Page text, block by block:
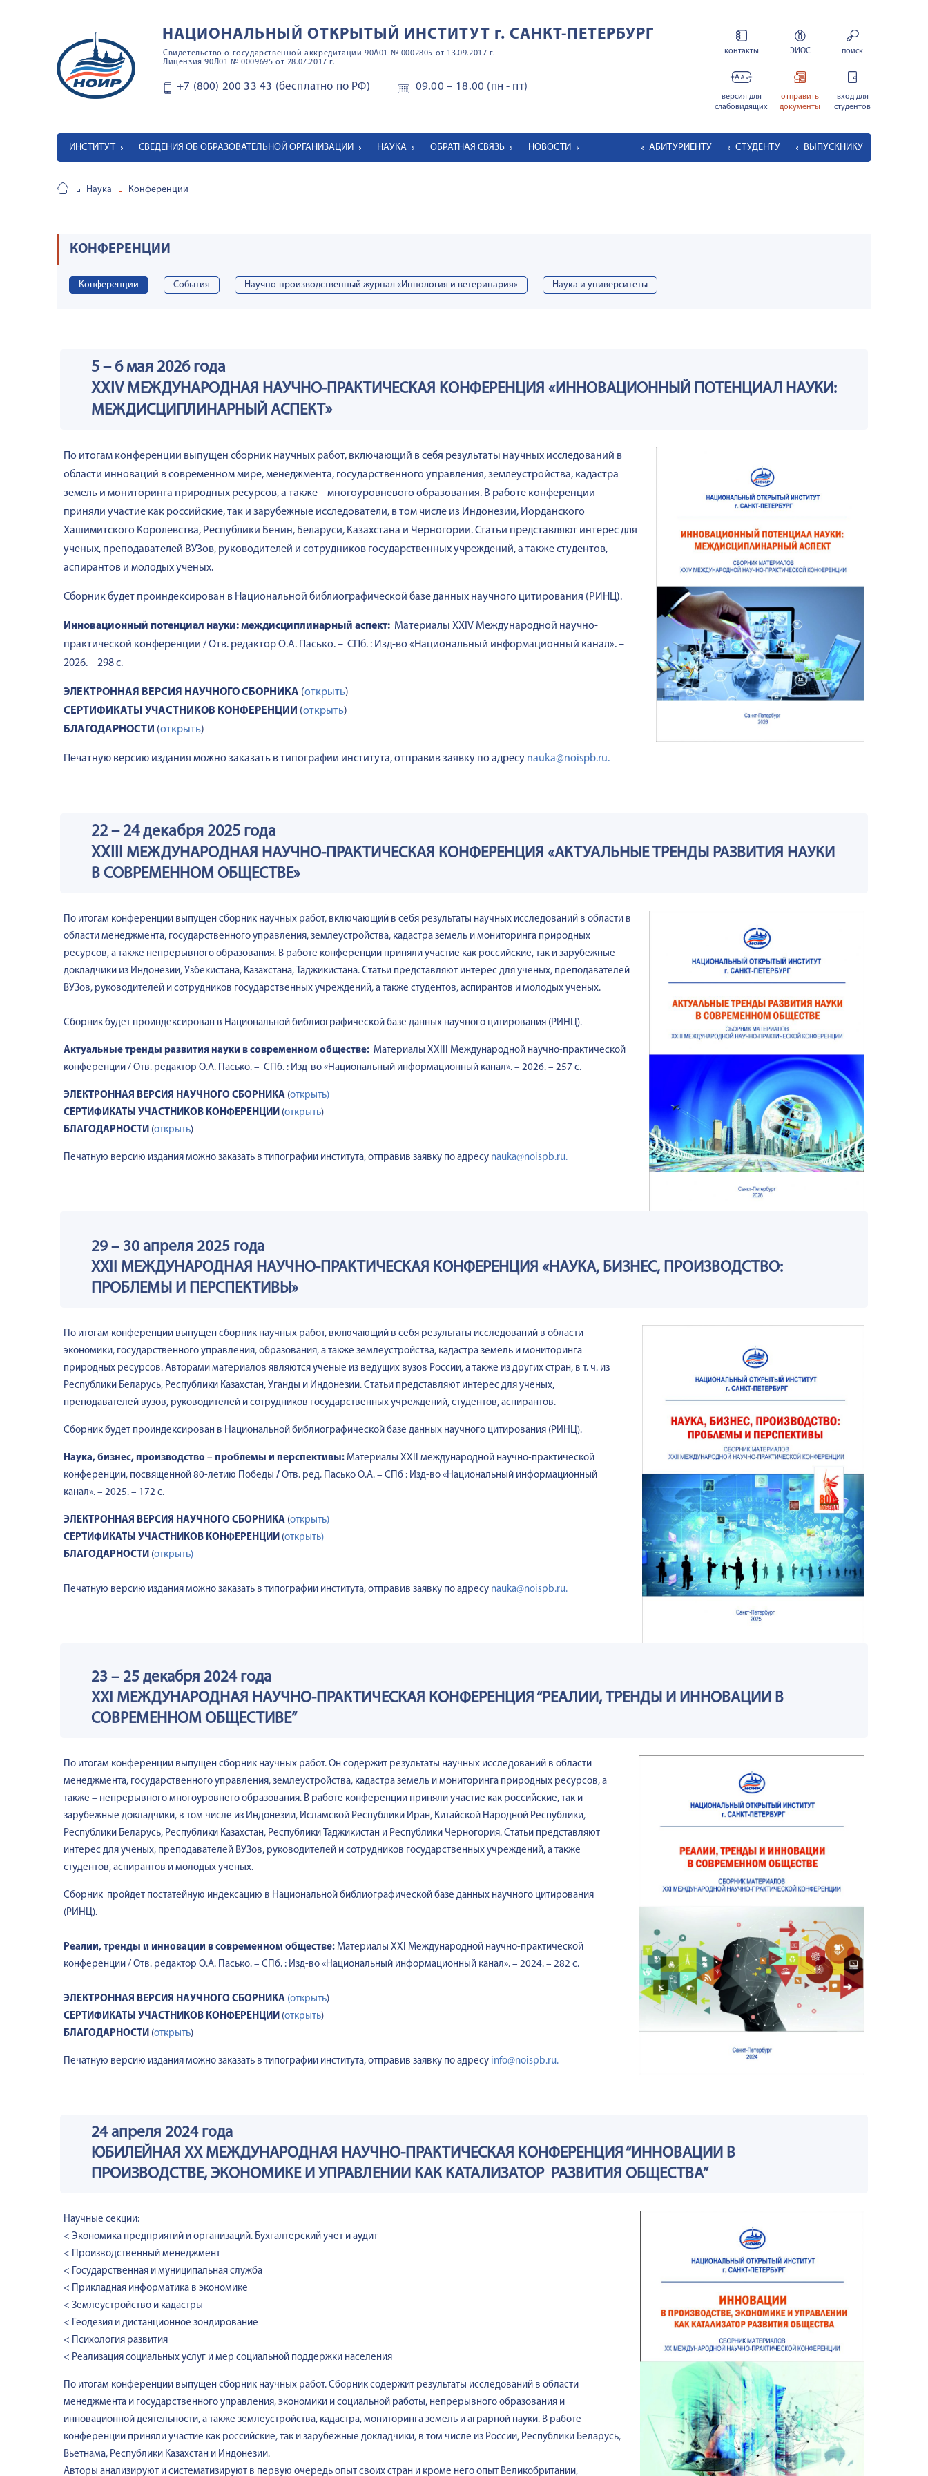
НАЦИОНАЛЬНЫЙ ОТКРЫТЫЙ ИНСТИТУТ г. САНКТ-ПЕТЕРБУРГ
Свидетельство о государственной аккредитации 90А01 № 0002805 от 13.09.2017 г.
Лицензия 90Л01 № 0009695 от 28.07.2017 г.
+7 (800) 200 33 43 (бесплатно по РФ) 09.00 – 18.00 (пн - пт)
контакты ЭИОС поиск
версия для
слабовидящих
отправить
документы
вход для
студентов
ИНСТИТУТ СВЕДЕНИЯ ОБ ОБРАЗОВАТЕЛЬНОЙ ОРГАНИЗАЦИИ НАУКА ОБРАТНАЯ СВЯЗЬ НОВОСТИ АБИТУРИЕНТУ СТУДЕНТУ ВЫПУСКНИКУ
Наука Конференции
КОНФЕРЕНЦИИ
Конференции События Научно-производственный журнал «Иппология и ветеринария» Наука и университеты
5 – 6 мая 2026 года
XXIV МЕЖДУНАРОДНАЯ НАУЧНО-ПРАКТИЧЕСКАЯ КОНФЕРЕНЦИЯ «ИННОВАЦИОННЫЙ ПОТЕНЦИАЛ НАУКИ:
МЕЖДИСЦИПЛИНАРНЫЙ АСПЕКТ»
По итогам конференции выпущен сборник научных работ, включающий в себя результаты научных исследований в
области инноваций в современном мире, менеджмента, государственного управления, землеустройства, кадастра
земель и мониторинга природных ресурсов, а также – многоуровневого образования. В работе конференции
приняли участие как российские, так и зарубежные исследователи, в том числе из Индонезии, Иорданского
Хашимитского Королевства, Республики Бенин, Беларуси, Казахстана и Черногории. Статьи представляют интерес для
ученых, преподавателей ВУЗов, руководителей и сотрудников государственных учреждений, а также студентов,
аспирантов и молодых ученых.
Сборник будет проиндексирован в Национальной библиографической базе данных научного цитирования (РИНЦ).
Инновационный потенциал науки: междисциплинарный аспект: Материалы XXIV Международной научно-
практической конференции / Отв. редактор О.А. Пасько. – СПб. : Изд-во «Национальный информационный канал». –
2026. – 298 с.
ЭЛЕКТРОННАЯ ВЕРСИЯ НАУЧНОГО СБОРНИКА (открыть)
СЕРТИФИКАТЫ УЧАСТНИКОВ КОНФЕРЕНЦИИ (открыть)
БЛАГОДАРНОСТИ (открыть)
Печатную версию издания можно заказать в типографии института, отправив заявку по адресу nauka@noispb.ru.
22 – 24 декабря 2025 года
XXIII МЕЖДУНАРОДНАЯ НАУЧНО-ПРАКТИЧЕСКАЯ КОНФЕРЕНЦИЯ «АКТУАЛЬНЫЕ ТРЕНДЫ РАЗВИТИЯ НАУКИ
В СОВРЕМЕННОМ ОБЩЕСТВЕ»
По итогам конференции выпущен сборник научных работ, включающий в себя результаты научных исследований в области в
области менеджмента, государственного управления, землеустройства, кадастра земель и мониторинга природных
ресурсов, а также непрерывного образования. В работе конференции приняли участие как российские, так и зарубежные
докладчики из Индонезии, Узбекистана, Казахстана, Таджикистана. Статьи представляют интерес для ученых, преподавателей
ВУЗов, руководителей и сотрудников государственных учреждений, а также студентов, аспирантов и молодых ученых.
Сборник будет проиндексирован в Национальной библиографической базе данных научного цитирования (РИНЦ).
Актуальные тренды развития науки в современном обществе: Материалы XXIII Международной научно-практической
конференции / Отв. редактор О.А. Пасько. – СПб. : Изд-во «Национальный информационный канал». – 2026. – 257 с.
ЭЛЕКТРОННАЯ ВЕРСИЯ НАУЧНОГО СБОРНИКА (открыть)
СЕРТИФИКАТЫ УЧАСТНИКОВ КОНФЕРЕНЦИИ (открыть)
БЛАГОДАРНОСТИ (открыть)
Печатную версию издания можно заказать в типографии института, отправив заявку по адресу nauka@noispb.ru.
29 – 30 апреля 2025 года
XXII МЕЖДУНАРОДНАЯ НАУЧНО-ПРАКТИЧЕСКАЯ КОНФЕРЕНЦИЯ «НАУКА, БИЗНЕС, ПРОИЗВОДСТВО:
ПРОБЛЕМЫ И ПЕРСПЕКТИВЫ»
По итогам конференции выпущен сборник научных работ, включающий в себя результаты исследований в области
экономики, государственного управления, образования, а также землеустройства, кадастра земель и мониторинга
природных ресурсов. Авторами материалов являются ученые из ведущих вузов России, а также из других стран, в т. ч. из
Республики Беларусь, Республики Казахстан, Уганды и Индонезии. Статьи представляют интерес для ученых,
преподавателей вузов, руководителей и сотрудников государственных учреждений, студентов, аспирантов.
Сборник будет проиндексирован в Национальной библиографической базе данных научного цитирования (РИНЦ).
Наука, бизнес, производство – проблемы и перспективы: Материалы XXII международной научно-практической
конференции, посвященной 80-летию Победы / Отв. ред. Пасько О.А. – СПб : Изд-во «Национальный информационный
канал». – 2025. – 172 с.
ЭЛЕКТРОННАЯ ВЕРСИЯ НАУЧНОГО СБОРНИКА (открыть)
СЕРТИФИКАТЫ УЧАСТНИКОВ КОНФЕРЕНЦИИ (открыть)
БЛАГОДАРНОСТИ (открыть)
Печатную версию издания можно заказать в типографии института, отправив заявку по адресу nauka@noispb.ru.
23 – 25 декабря 2024 года
ХХI МЕЖДУНАРОДНАЯ НАУЧНО-ПРАКТИЧЕСКАЯ КОНФЕРЕНЦИЯ “РЕАЛИИ, ТРЕНДЫ И ИННОВАЦИИ В
СОВРЕМЕННОМ ОБЩЕСТИВЕ”
По итогам конференции выпущен сборник научных работ. Он содержит результаты научных исследований в области
менеджмента, государственного управления, землеустройства, кадастра земель и мониторинга природных ресурсов, а
также – непрерывного многоуровнего образования. В работе конференции приняли участие как российские, так и
зарубежные докладчики, в том числе из Индонезии, Исламской Республики Иран, Китайской Народной Республики,
Республики Беларусь, Республики Казахстан, Республики Таджикистан и Республики Черногория. Статьи представляют
интерес для ученых, преподавателей ВУЗов, руководителей и сотрудников государственных учреждений, а также
студентов, аспирантов и молодых ученых.
Сборник пройдет постатейную индексацию в Национальной библиографической базе данных научного цитирования
(РИНЦ).
Реалии, тренды и инновации в современном обществе: Материалы XXI Международной научно-практической
конференции / Отв. редактор О.А. Пасько. – СПб. : Изд-во «Национальный информационный канал». – 2024. – 282 с.
ЭЛЕКТРОННАЯ ВЕРСИЯ НАУЧНОГО СБОРНИКА (открыть)
СЕРТИФИКАТЫ УЧАСТНИКОВ КОНФЕРЕНЦИИ (открыть)
БЛАГОДАРНОСТИ (открыть)
Печатную версию издания можно заказать в типографии института, отправив заявку по адресу info@noispb.ru.
24 апреля 2024 года
ЮБИЛЕЙНАЯ ХХ МЕЖДУНАРОДНАЯ НАУЧНО-ПРАКТИЧЕСКАЯ КОНФЕРЕНЦИЯ“ИННОВАЦИИ В
ПРОИЗВОДСТВЕ, ЭКОНОМИКЕ И УПРАВЛЕНИИ КАК КАТАЛИЗАТОР РАЗВИТИЯ ОБЩЕСТВА”
Научные секции:
< Экономика предприятий и организаций. Бухгалтерский учет и аудит
< Производственный менеджмент
< Государственная и муниципальная служба
< Прикладная информатика в экономике
< Землеустройство и кадастры
< Геодезия и дистанционное зондирование
< Психология развития
< Реализация социальных услуг и мер социальной поддержки населения
По итогам конференции выпущен сборник научных работ. Сборник содержит результаты исследований в области
менеджмента и государственного управления, экономики и социальной работы, непрерывного образования и
инновационной деятельности, а также землеустройства, кадастра, мониторинга земель и аграрной науки. В работе
конференции приняли участие как российские, так и зарубежные докладчики, в том числе из России, Республики Беларусь,
Вьетнама, Республики Казахстан и Индонезии.
Авторы анализируют и систематизируют в первую очередь опыт своих стран и кроме него опыт Великобритании,